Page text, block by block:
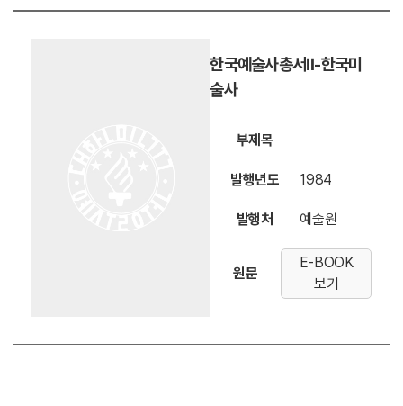
한국예술사총서Ⅱ-한국미
술사
부제목
발행년도 1984
발행처 예술원
원문
E-BOOK
보기